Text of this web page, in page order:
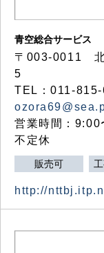
青空総合サービス
〒003-0011 北
5
TEL：011-
営業時間：
不定休
販売可
http://